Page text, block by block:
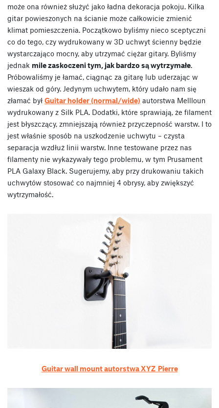
może ona również służyć jako ładna dekoracja pokoju. Kilka
gitar powieszonych na ścianie może całkowicie zmienić
klimat pomieszczenia. Początkowo byliśmy nieco sceptyczni
co do tego, czy wydrukowany w 3D uchwyt ścienny będzie
wystarczająco mocny, aby utrzymać ciężar gitary. Byliśmy
jednak mile zaskoczeni tym, jak bardzo są wytrzymałe.
Próbowaliśmy je łamać, ciągnąc za gitarę lub uderzając w
wieszak od góry. Jedynym uchwytem, który udało nam się
złamać był Guitar holder (normal/wide) autorstwa Mellloun
wydrukowany z Silk PLA. Dodatki, które sprawiają, że filament
jest błyszczący, zmniejszają również przyczepność warstw. I to
jest właśnie sposób na uszkodzenie uchwytu – czysta
separacja wzdłuż linii warstw. Inne testowane przez nas
filamenty nie wykazywały tego problemu, w tym Prusament
PLA Galaxy Black. Sugerujemy, aby przy drukowaniu takich
uchwytów stosować co najmniej 4 obrysy, aby zwiększyć
wytrzymałość.
Guitar wall mount autorstwa XYZ_Pierre